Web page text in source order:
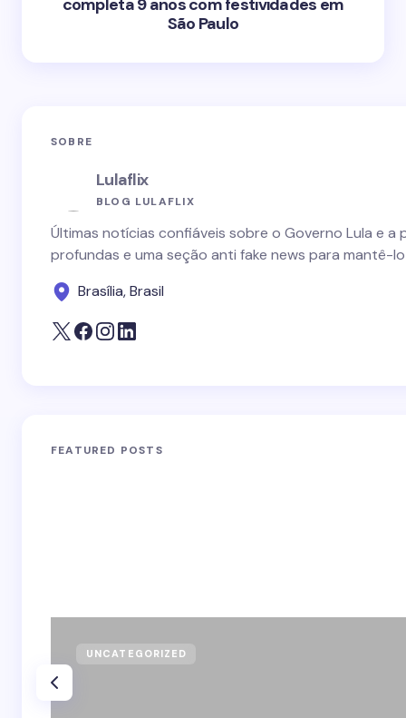
completa 9 anos com festividades em
São Paulo
SOBRE
Lulaflix
BLOG LULAFLIX
Últimas notícias confiáveis sobre o Governo Lula e
profundas e uma seção anti fake news para mantê-
Brasília, Brasil
FEATURED POSTS
UNCATEGORIZED